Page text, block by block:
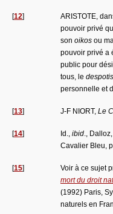
[12] ARISTOTE,
pouvoir privé
son oikos ou
pouvoir privé a
public pour
tous, le
personnelle et
[13] J-F NIORT, Le
[14] Id., ibid .,
Cavalier Bleu,
[15] Voir à ce sujet
mort du droit
(1992) Paris,
naturels en